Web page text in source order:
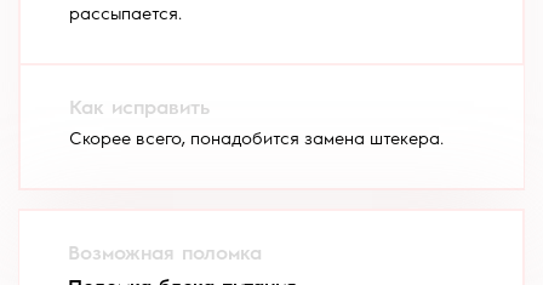
рассыпается.
Скорее всего, понадобится замена штекера.